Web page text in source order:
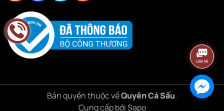
Bản quyền thuộc vềQuyên Cá Sấu.
Cung cấp bởiSapo